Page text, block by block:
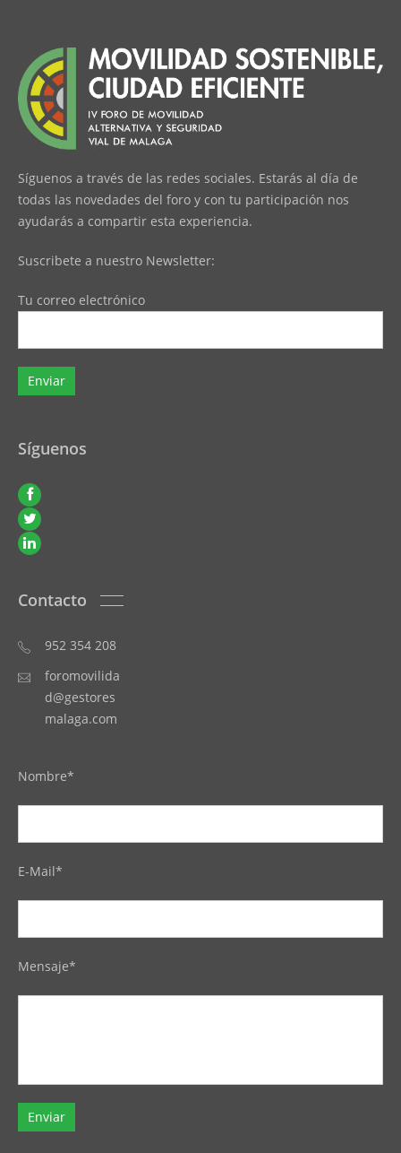
Síguenos a través de las redes sociales. Estarás al día de
todas las novedades del foro y con tu participación nos
ayudarás a compartir esta experiencia.
Suscribete a nuestro Newsletter:
Tu correo electrónico
Síguenos
Contacto
952 354 208
foromovilida
d@gestores
malaga.com
Nombre*
E-Mail*
Mensaje*